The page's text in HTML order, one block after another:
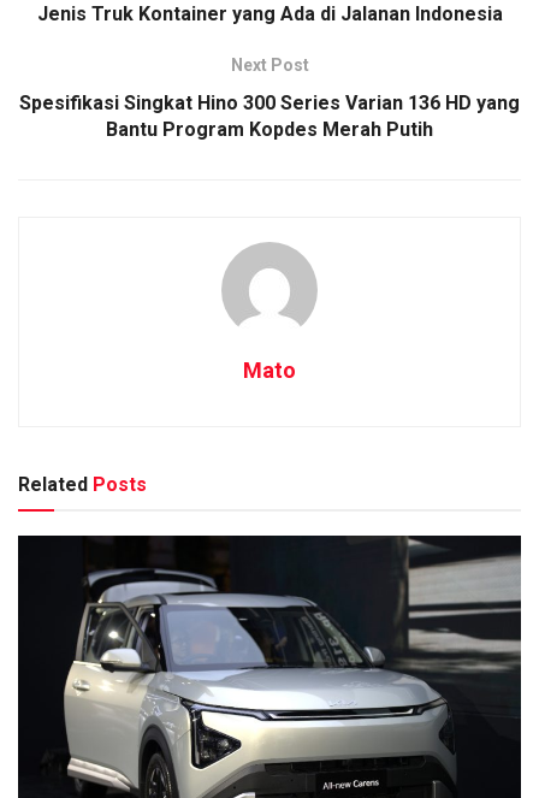
Jenis Truk Kontainer yang Ada di Jalanan Indonesia
Next Post
Spesifikasi Singkat Hino 300 Series Varian 136 HD yang
Bantu Program Kopdes Merah Putih
Mato
Related Posts